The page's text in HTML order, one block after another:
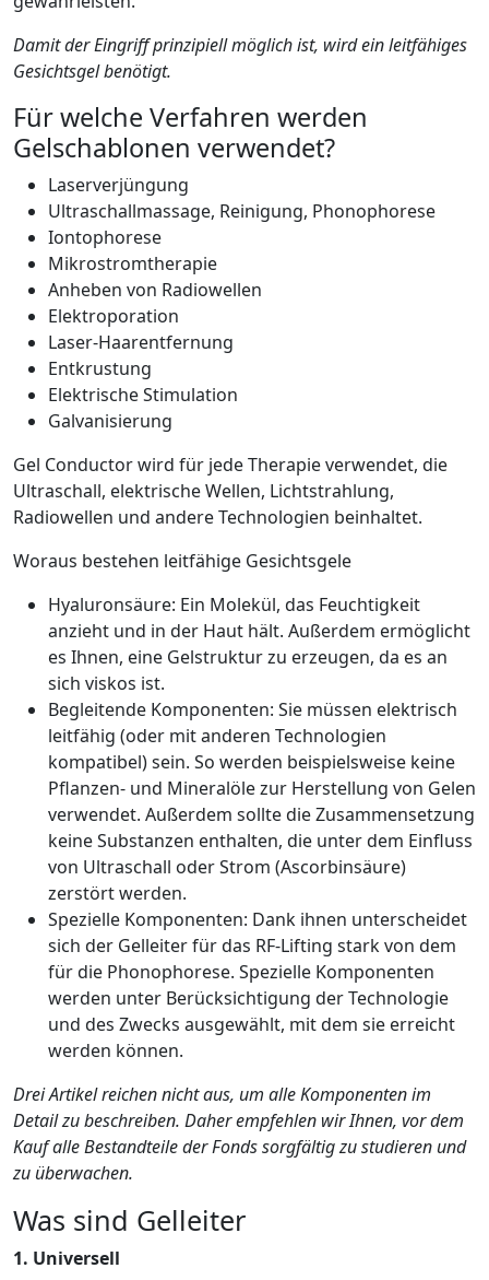
Damit der Eingriff prinzipiell möglich ist, wird ein leitfähiges
Gesichtsgel benötigt.
Für welche Verfahren werden
Gelschablonen verwendet?
Laserverjüngung
Ultraschallmassage, Reinigung, Phonophorese
Iontophorese
Mikrostromtherapie
Anheben von Radiowellen
Elektroporation
Laser-Haarentfernung
Entkrustung
Elektrische Stimulation
Galvanisierung
Gel Conductor wird für jede Therapie verwendet, die
Ultraschall, elektrische Wellen, Lichtstrahlung,
Radiowellen und andere Technologien beinhaltet.
Woraus bestehen leitfähige Gesichtsgele
Hyaluronsäure: Ein Molekül, das Feuchtigkeit
anzieht und in der Haut hält. Außerdem ermöglicht
es Ihnen, eine Gelstruktur zu erzeugen, da es an
sich viskos ist.
Begleitende Komponenten: Sie müssen elektrisch
leitfähig (oder mit anderen Technologien
kompatibel) sein. So werden beispielsweise keine
Pflanzen- und Mineralöle zur Herstellung von Gelen
verwendet. Außerdem sollte die Zusammensetzung
keine Substanzen enthalten, die unter dem Einfluss
von Ultraschall oder Strom (Ascorbinsäure)
zerstört werden.
Spezielle Komponenten: Dank ihnen unterscheidet
sich der Gelleiter für das RF-Lifting stark von dem
für die Phonophorese. Spezielle Komponenten
werden unter Berücksichtigung der Technologie
und des Zwecks ausgewählt, mit dem sie erreicht
werden können.
Drei Artikel reichen nicht aus, um alle Komponenten im
Detail zu beschreiben. Daher empfehlen wir Ihnen, vor dem
Kauf alle Bestandteile der Fonds sorgfältig zu studieren und
zu überwachen.
Was sind Gelleiter
1. Universell